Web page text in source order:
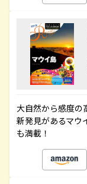
大自然から感度の
新発見があるマウ
も満載！